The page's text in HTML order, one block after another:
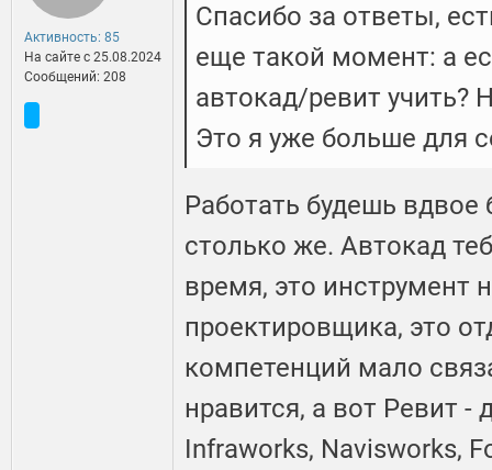
Активность: 85
На сайте c 25.08.2024
Сообщений: 208
Спасибо за ответы,
еще такой момент: а
автокад/ревит учить?
Это я уже больше для
Работать будешь
столько же. Автокад
время, это инструмент
проектировщика, это
компетенций мало
нравится, а вот Ревит -
Infraworks, Navisworks,